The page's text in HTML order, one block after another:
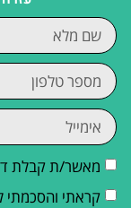
מאשר/ת קבלת
קראתי והסכמתי